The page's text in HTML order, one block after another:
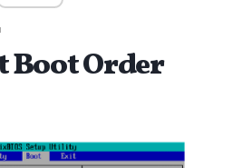
Boot Order